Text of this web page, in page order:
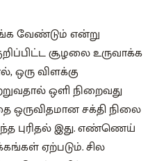
வேண்டும் என்று
சூழலை உருவாக்க
ஒரு விளக்கு
ஒளி நிறைவது
ஒருவிதமான சக்தி நிலை
புரிதல் இது. எண்ணெய்
ஏற்படும். சில